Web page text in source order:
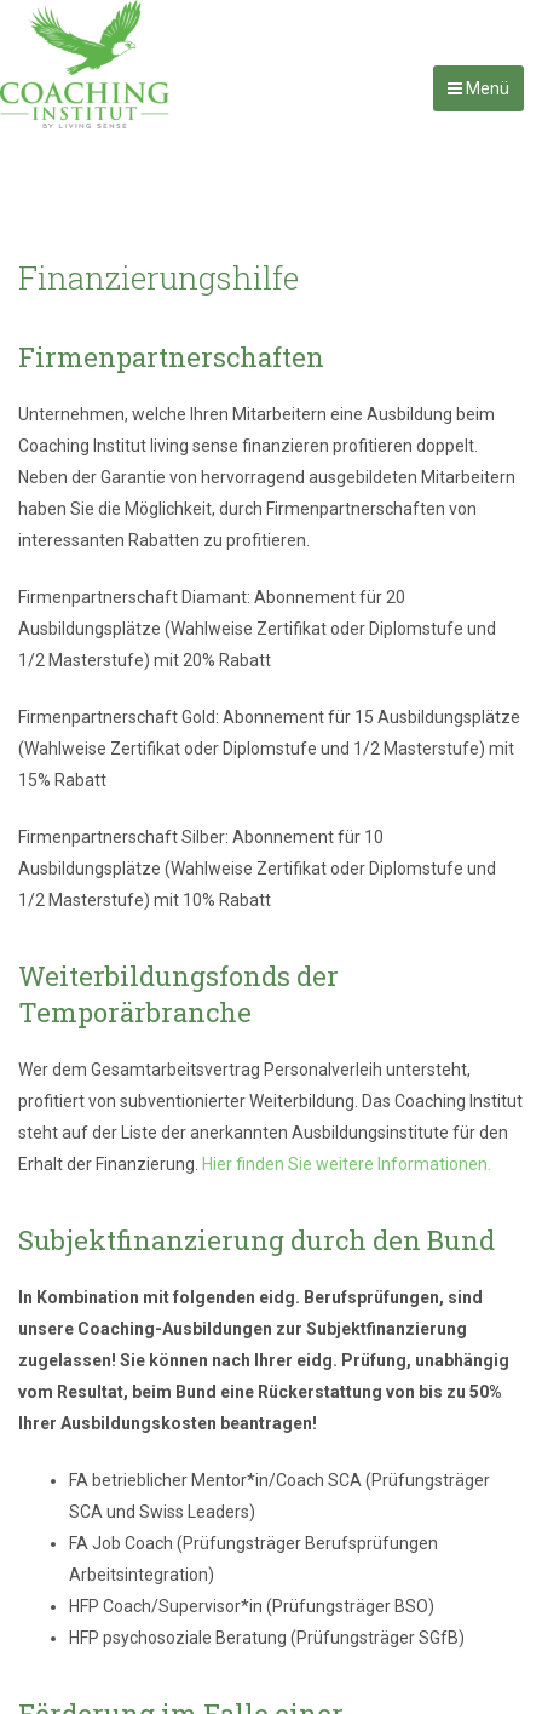
Menü
Finanzierungshilfe
Firmenpartnerschaften
Unternehmen, welche Ihren Mitarbeitern eine Ausbildung beim
Coaching Institut living sense finanzieren profitieren doppelt.
Neben der Garantie von hervorragend ausgebildeten Mitarbeitern
haben Sie die Möglichkeit, durch Firmenpartnerschaften von
interessanten Rabatten zu profitieren.
Firmenpartnerschaft Diamant: Abonnement für 20
Ausbildungsplätze (Wahlweise Zertifikat oder Diplomstufe und
1/2 Masterstufe) mit 20% Rabatt
Firmenpartnerschaft Gold: Abonnement für 15 Ausbildungsplätze
(Wahlweise Zertifikat oder Diplomstufe und 1/2 Masterstufe) mit
15% Rabatt
Firmenpartnerschaft Silber: Abonnement für 10
Ausbildungsplätze (Wahlweise Zertifikat oder Diplomstufe und
1/2 Masterstufe) mit 10% Rabatt
Weiterbildungsfonds der
Temporärbranche
Wer dem Gesamtarbeitsvertrag Personalverleih untersteht,
profitiert von subventionierter Weiterbildung. Das Coaching Institut
steht auf der Liste der anerkannten Ausbildungsinstitute für den
Erhalt der Finanzierung. Hier finden Sie weitere Informationen.
Subjektfinanzierung durch den Bund
In Kombination mit folgenden eidg. Berufsprüfungen, sind
unsere Coaching-Ausbildungen zur Subjektfinanzierung
zugelassen! Sie können nach Ihrer eidg. Prüfung, unabhängig
vom Resultat, beim Bund eine Rückerstattung von bis zu 50%
Ihrer Ausbildungskosten beantragen!
FA betrieblicher Mentor*in/Coach SCA (Prüfungsträger
SCA und Swiss Leaders)
FA Job Coach (Prüfungsträger Berufsprüfungen
Arbeitsintegration)
HFP Coach/Supervisor*in (Prüfungsträger BSO)
HFP psychosoziale Beratung (Prüfungsträger SGfB)